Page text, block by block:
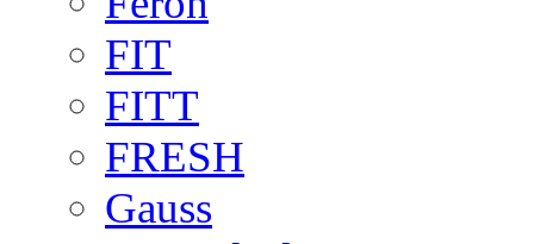
FIT
FITT
FRESH
Gauss